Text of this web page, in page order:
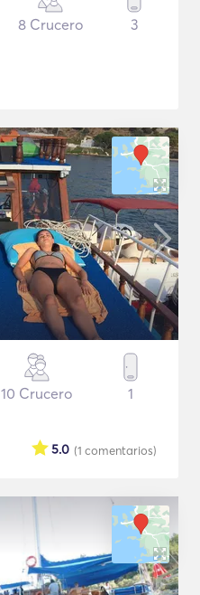
8 Crucero 3
10 Crucero 1
(1 comentarios)
5.0